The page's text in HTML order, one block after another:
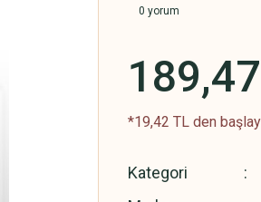
0 yorum
*19,42 TL den
Kategori